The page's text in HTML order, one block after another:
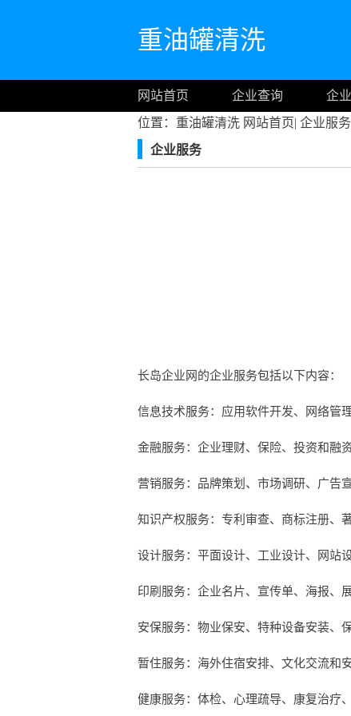
重油罐清洗
网站首页 企业查询 企
位置：重油罐清洗 网站首页| 企业服务
企业服务
长岛企业网的企业服务包括以下内容：
信息技术服务：应用软件开发、网络管
金融服务：企业理财、保险、投资和融
营销服务：品牌策划、市场调研、广告
知识产权服务：专利审查、商标注册、
设计服务：平面设计、工业设计、网站
印刷服务：企业名片、宣传单、海报、
安保服务：物业保安、特种设备安装、
暂住服务：海外住宿安排、文化交流和
健康服务：体检、心理疏导、康复治疗